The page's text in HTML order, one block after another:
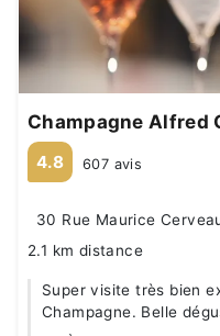
Champagne Alfred
4.8 607 avis
30 Rue Maurice
2.1 km distance
Super visite très bien
Champagne. Belle